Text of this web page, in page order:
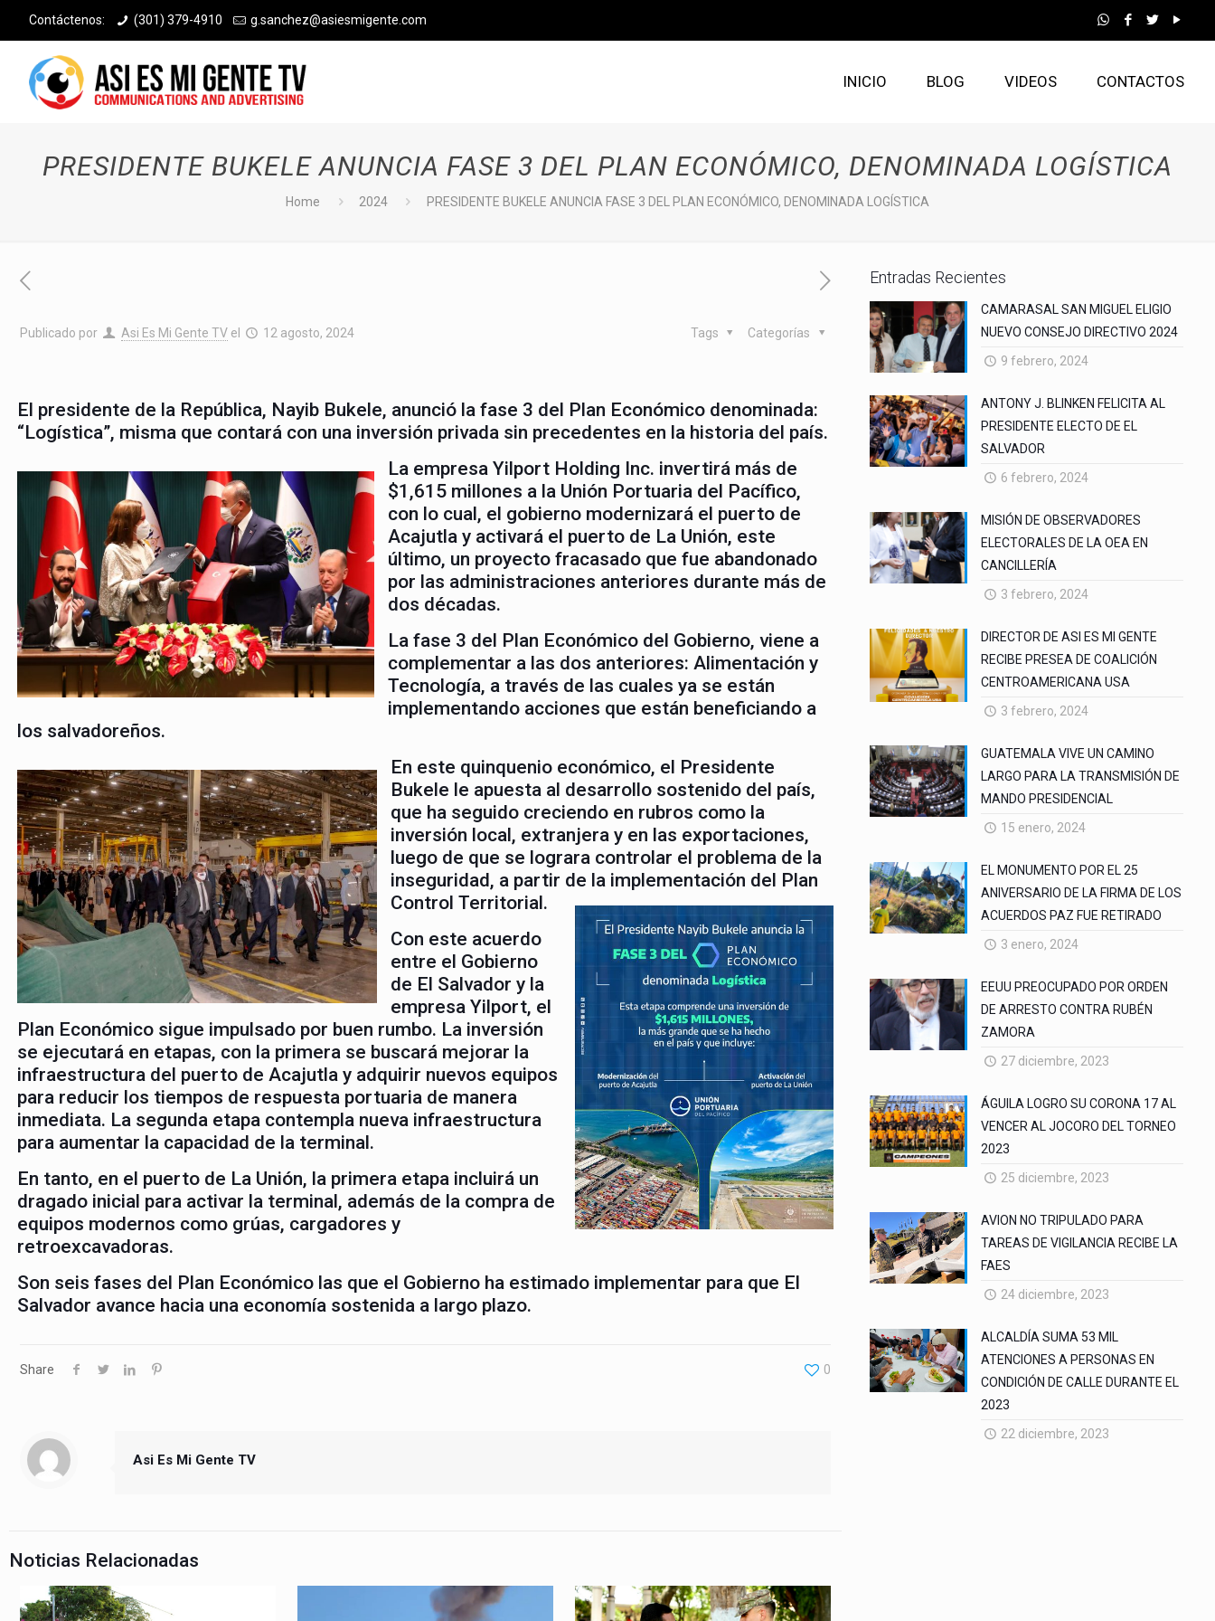
Contáctenos: (301) 379-4910 g.sanchez@asiesmigente.com
INICIO BLOG VIDEOS CONTACTOS
PRESIDENTE BUKELE ANUNCIA FASE 3 DEL PLAN ECONÓMICO, DENOMINADA LOGÍSTICA
Home 2024 PRESIDENTE BUKELE ANUNCIA FASE 3 DEL PLAN ECONÓMICO, DENOMINADA LOGÍSTICA
Publicado por Asi Es Mi Gente TV el 12 agosto, 2024 Categorías
Tags
El presidente de la República, Nayib Bukele, anunció la fase 3 del Plan Económico denominada:
“Logística”, misma que contará con una inversión privada sin precedentes en la historia del país.
La empresa Yilport Holding Inc. invertirá más de
$1,615 millones a la Unión Portuaria del Pacífico,
con lo cual, el gobierno modernizará el puerto de
Acajutla y activará el puerto de La Unión, este
último, un proyecto fracasado que fue abandonado
por las administraciones anteriores durante más de
dos décadas.
La fase 3 del Plan Económico del Gobierno, viene a
complementar a las dos anteriores: Alimentación y
Tecnología, a través de las cuales ya se están
implementando acciones que están beneficiando a
los salvadoreños.
En este quinquenio económico, el Presidente
Bukele le apuesta al desarrollo sostenido del país,
que ha seguido creciendo en rubros como la
inversión local, extranjera y en las exportaciones,
luego de que se lograra controlar el problema de la
inseguridad, a partir de la implementación del Plan
Control Territorial.
Con este acuerdo
entre el Gobierno
de El Salvador y la
empresa Yilport, el
Plan Económico sigue impulsado por buen rumbo. La inversión
se ejecutará en etapas, con la primera se buscará mejorar la
infraestructura del puerto de Acajutla y adquirir nuevos equipos
para reducir los tiempos de respuesta portuaria de manera
inmediata. La segunda etapa contempla nueva infraestructura
para aumentar la capacidad de la terminal.
En tanto, en el puerto de La Unión, la primera etapa incluirá un
dragado inicial para activar la terminal, además de la compra de
equipos modernos como grúas, cargadores y
retroexcavadoras.
Son seis fases del Plan Económico las que el Gobierno ha estimado implementar para que El
Salvador avance hacia una economía sostenida a largo plazo.
Share 0
Asi Es Mi Gente TV
Noticias Relacionadas
Entradas Recientes
CAMARASAL SAN MIGUEL ELIGIO
NUEVO CONSEJO DIRECTIVO 2024
9 febrero, 2024
ANTONY J. BLINKEN FELICITA AL
PRESIDENTE ELECTO DE EL
SALVADOR
6 febrero, 2024
MISIÓN DE OBSERVADORES
ELECTORALES DE LA OEA EN
CANCILLERÍA
3 febrero, 2024
DIRECTOR DE ASI ES MI GENTE
RECIBE PRESEA DE COALICIÓN
CENTROAMERICANA USA
3 febrero, 2024
GUATEMALA VIVE UN CAMINO
LARGO PARA LA TRANSMISIÓN DE
MANDO PRESIDENCIAL
15 enero, 2024
EL MONUMENTO POR EL 25
ANIVERSARIO DE LA FIRMA DE LOS
ACUERDOS PAZ FUE RETIRADO
3 enero, 2024
EEUU PREOCUPADO POR ORDEN
DE ARRESTO CONTRA RUBÉN
ZAMORA
27 diciembre, 2023
ÁGUILA LOGRO SU CORONA 17 AL
VENCER AL JOCORO DEL TORNEO
2023
25 diciembre, 2023
AVION NO TRIPULADO PARA
TAREAS DE VIGILANCIA RECIBE LA
FAES
24 diciembre, 2023
ALCALDÍA SUMA 53 MIL
ATENCIONES A PERSONAS EN
CONDICIÓN DE CALLE DURANTE EL
2023
22 diciembre, 2023